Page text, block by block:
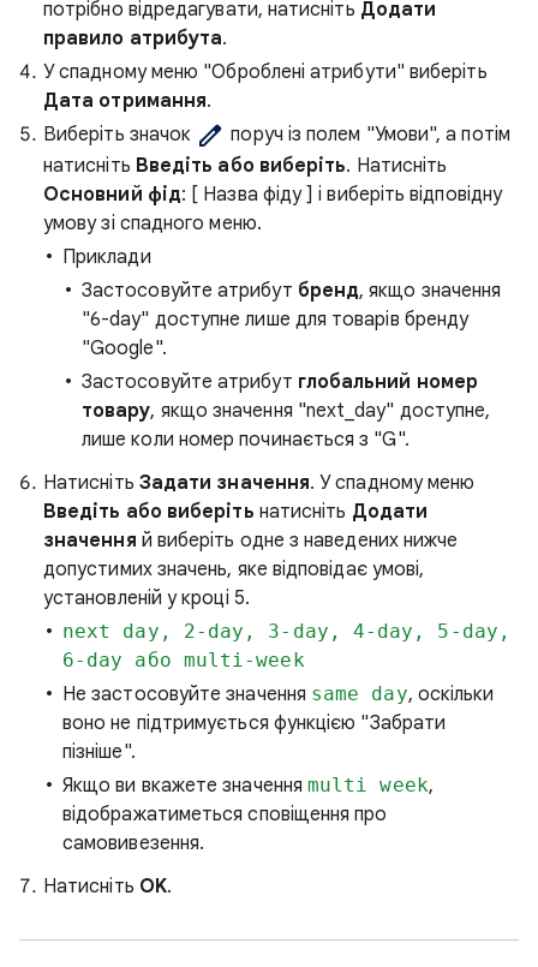
потрібно відредагувати, натисніть Додати
правило атрибута.
У спадному меню "Оброблені атрибути" виберіть
Дата отримання.
Виберіть значок
поруч із полем "Умови", а потім
натисніть Введіть або виберіть. Натисніть
Основний фід: [ Назва фіду ] і виберіть відповідну
умову зі спадного меню.
Приклади
Застосовуйте атрибут бренд, якщо значення
"6-day" доступне лише для товарів бренду
"Google".
Застосовуйте атрибут глобальний номер
товару, якщо значення "next_day" доступне,
лише коли номер починається з "G".
Натисніть Задати значення. У спадному меню
Введіть або виберіть натисніть Додати
значення й виберіть одне з наведених нижче
допустимих значень, яке відповідає умові,
установленій у кроці 5.
next day, 2-day, 3-day, 4-day, 5-day,
6-day або multi-week
Не застосовуйте значення same day, оскільки
воно не підтримується функцією "Забрати
пізніше".
Якщо ви вкажете значення multi week,
відображатиметься сповіщення про
самовивезення.
Натисніть OK.